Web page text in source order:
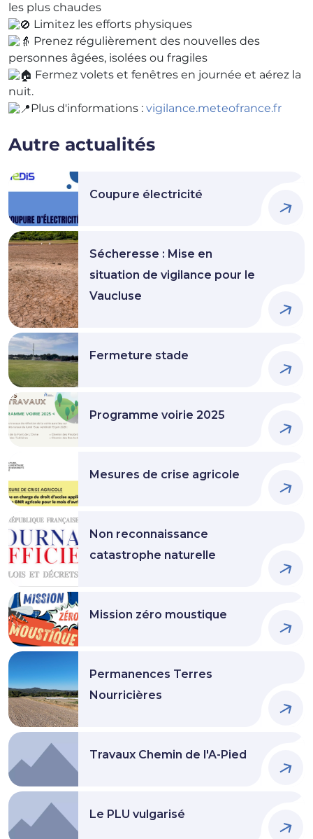
les plus chaudes
Limitez les efforts physiques
Prenez régulièrement des nouvelles des
personnes âgées, isolées ou fragiles
Fermez volets et fenêtres en journée et aérez la
nuit.
Plus d'informations : vigilance.meteofrance.fr
Autre actualités
Coupure électricité
Sécheresse : Mise en
situation de vigilance pour le
Vaucluse
Fermeture stade
Programme voirie 2025
Mesures de crise agricole
Non reconnaissance
catastrophe naturelle
Mission zéro moustique
Permanences Terres
Nourricières
Travaux Chemin de l'A-Pied
Le PLU vulgarisé